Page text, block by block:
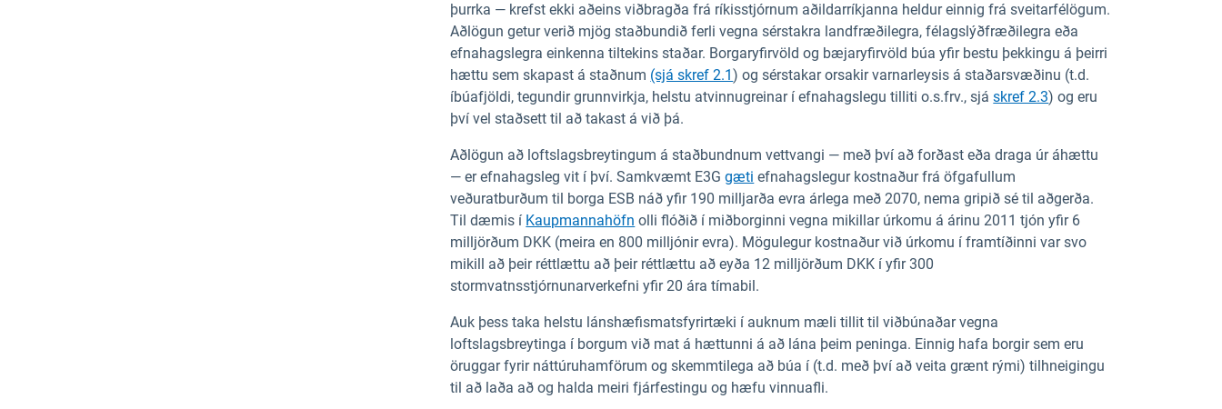
þurrka — krefst ekki aðeins viðbragða frá ríkisstjórnum aðildarríkjanna heldur einnig frá sveitarfélögum.
Aðlögun getur verið mjög staðbundið ferli vegna sérstakra landfræðilegra, félagslýðfræðilegra eða
efnahagslegra einkenna tiltekins staðar. Borgaryfirvöld og bæjaryfirvöld búa yfir bestu þekkingu á þeirri
hættu sem skapast á staðnum (sjá skref 2.1) og sérstakar orsakir varnarleysis á staðarsvæðinu (t.d.
íbúafjöldi, tegundir grunnvirkja, helstu atvinnugreinar í efnahagslegu tilliti o.s.frv., sjáskref 2.3) og eru
því vel staðsett til að takast á við þá.
Aðlögun að loftslagsbreytingum á staðbundnum vettvangi — með því að forðast eða draga úr áhættu
— er efnahagsleg vit í því. Samkvæmt E3Ggæti efnahagslegur kostnaður frá öfgafullum
veðuratburðum til borga ESB náð yfir 190 milljarða evra árlega með 2070, nema gripið sé til aðgerða.
Til dæmis í Kaupmannahöfn olli flóðið í miðborginni vegna mikillar úrkomu á árinu 2011 tjón yfir 6
milljörðum DKK (meira en 800 milljónir evra). Mögulegur kostnaður við úrkomu í framtíðinni var svo
mikill að þeir réttlættu að þeir réttlættu að eyða 12 milljörðum DKK í yfir 300
stormvatnsstjórnunarverkefni yfir 20 ára tímabil.
Auk þess taka helstu lánshæfismatsfyrirtæki í auknum mæli tillit til viðbúnaðar vegna
loftslagsbreytinga í borgum við mat á hættunni á að lána þeim peninga. Einnig hafa borgir sem eru
öruggar fyrir náttúruhamförum og skemmtilega að búa í (t.d. með því að veita grænt rými) tilhneigingu
til að laða að og halda meiri fjárfestingu og hæfu vinnuafli.